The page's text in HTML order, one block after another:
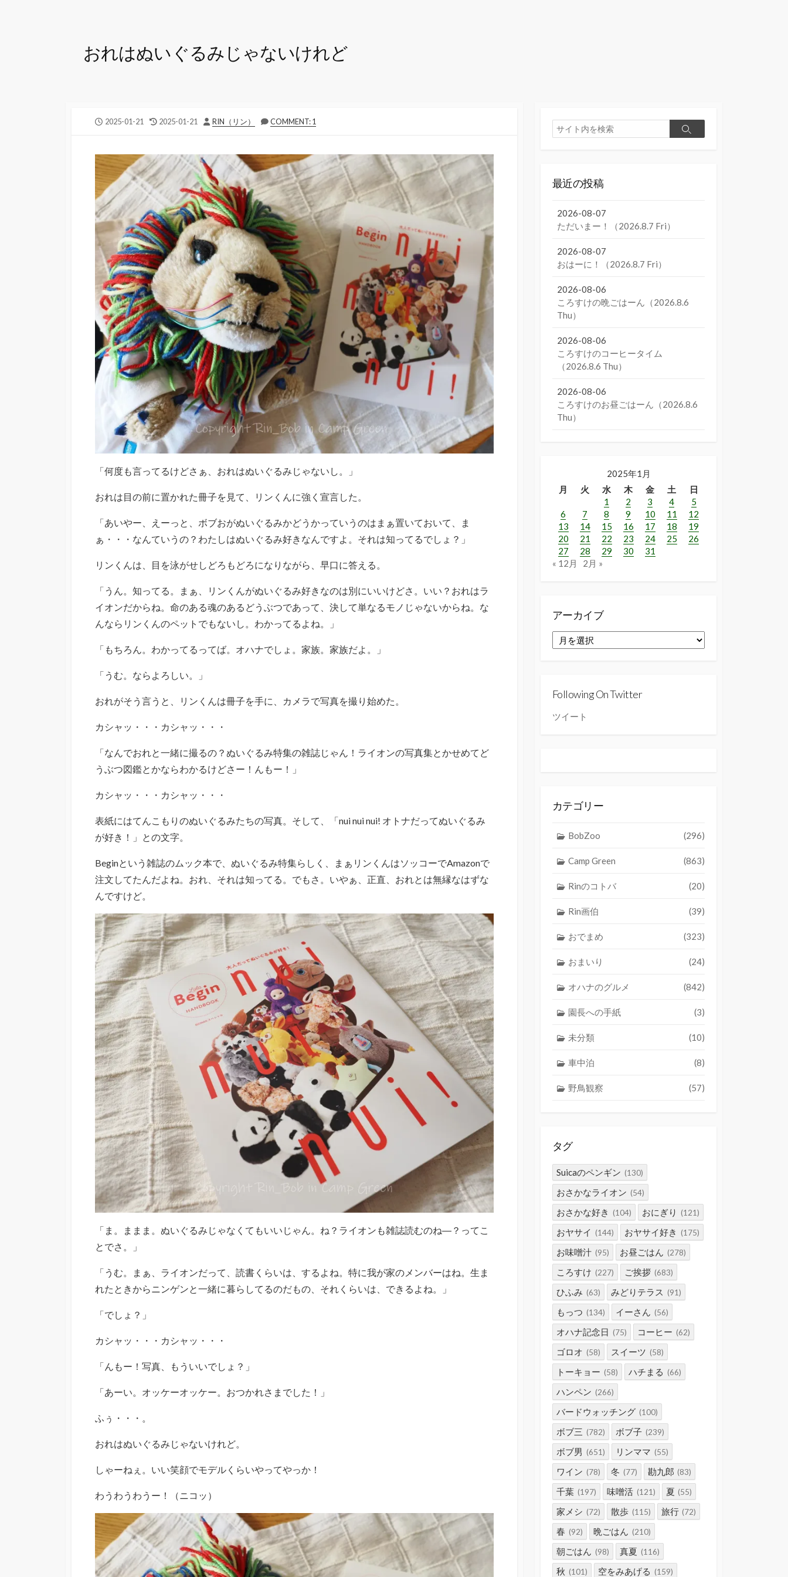
おれはぬいぐるみじゃないけれど
公
2025-01-21
最
新
日
2025-01-21
投
RIN（リン） COMMENT: 1
「何度も言ってるけどさぁ、おれはぬいぐるみじゃないし。」
おれは目の前に置かれた冊子を見て、リンくんに強く宣言した。
「あいやー、えーっと、ボブおがぬいぐるみかどうかっていうのはまぁ置いておいて、ま
ぁ・・・なんていうの？わたしはぬいぐるみ好きなんですよ。それは知ってるでしょ？」
リンくんは、目を泳がせしどろもどろになりながら、早口に答える。
「うん。知ってる。まぁ、リンくんがぬいぐるみ好きなのは別にいいけどさ。いい？おれはラ
イオンだからね。命のある魂のあるどうぶつであって、決して単なるモノじゃないからね。な
んならリンくんのペットでもないし。わかってるよね。」
「もちろん。わかってるってば。オハナでしょ。家族。家族だよ。」
「うむ。ならよろしい。」
おれがそう言うと、リンくんは冊子を手に、カメラで写真を撮り始めた。
カシャッ・・・カシャッ・・・
「なんでおれと一緒に撮るの？ぬいぐるみ特集の雑誌じゃん！ライオンの写真集とかせめてど
うぶつ図鑑とかならわかるけどさー！んもー！」
カシャッ・・・カシャッ・・・
表紙にはてんこもりのぬいぐるみたちの写真。そして、「nui nui nui! オトナだってぬいぐるみ
が好き！」との文字。
Beginという雑誌のムック本で、ぬいぐるみ特集らしく、まぁリンくんはソッコーでAmazonで
注文してたんだよね。おれ、それは知ってる。でもさ。いやぁ、正直、おれとは無縁なはずな
んですけど。
「ま。ままま。ぬいぐるみじゃなくてもいいじゃん。ね？ライオンも雑誌読むのね―？ってこ
とでさ。」
「うむ。まぁ、ライオンだって、読書くらいは、するよね。特に我が家のメンバーはね。生ま
れたときからニンゲンと一緒に暮らしてるのだもの、それくらいは、できるよね。」
「でしょ？」
カシャッ・・・カシャッ・・・
「んもー！写真、もういいでしょ？」
「あーい。オッケーオッケー。おつかれさまでした！」
ふぅ・・・。
おれはぬいぐるみじゃないけれど。
しゃーねぇ。いい笑顔でモデルくらいやってやっか！
わうわうわうー！（ニコッ）
検
索
検
最近の投稿
2026-08-07
ただいまー！（2026.8.7 Fri）
2026-08-07
おはーに！（2026.8.7 Fri）
2026-08-06
ころすけの晩ごはーん（2026.8.6
Thu）
2026-08-06
ころすけのコーヒータイム
（2026.8.6 Thu）
2026-08-06
ころすけのお昼ごはーん（2026.8.6
Thu）
2025年1月
月
火 水 木 金 土
日
1
2 3 4
5
6
7 8 9 10 11
12
13
14 15 16 17 18
19
20
21 22 23 24 25
26
27
28 29 30
31
« 12月
2月 »
アーカイブ
ー
Following On Twitter
ツイート
カテゴリー
BobZoo (296)
Camp Green (863)
Rinのコトバ (20)
Rin画伯 (39)
おでまめ (323)
おまいり (24)
オハナのグルメ (842)
園長への手紙 (3)
未分類 (10)
車中泊 (8)
野鳥観察 (57)
タグ
Suicaのペンギン (130)
おさかなライオン (54)
おさかな好き (104) おにぎり (121)
おヤサイ (144) おヤサイ好き (175)
お味噌汁 (95) お昼ごはん (278)
ころすけ (227) ご挨拶 (683)
ひふみ (63) みどりテラス (91)
もっつ (134) イーさん (56)
オハナ記念日 (75) コーヒー (62)
ゴロオ (58) スイーツ (58)
トーキョー (58) ハチまる (66)
ハンペン (266)
バードウォッチング (100)
ボブ三 (782) ボブ子 (239)
ボブ男 (651) リンママ (55)
ワイン (78) 冬 (77) 勘九郎 (83)
千葉 (197) 味噌活 (121) 夏 (55)
家メシ (72) 散歩 (115) 旅行 (72)
春 (92) 晩ごはん (210)
朝ごはん (98) 真夏 (116)
秋 (101) 空をみあげる (159)